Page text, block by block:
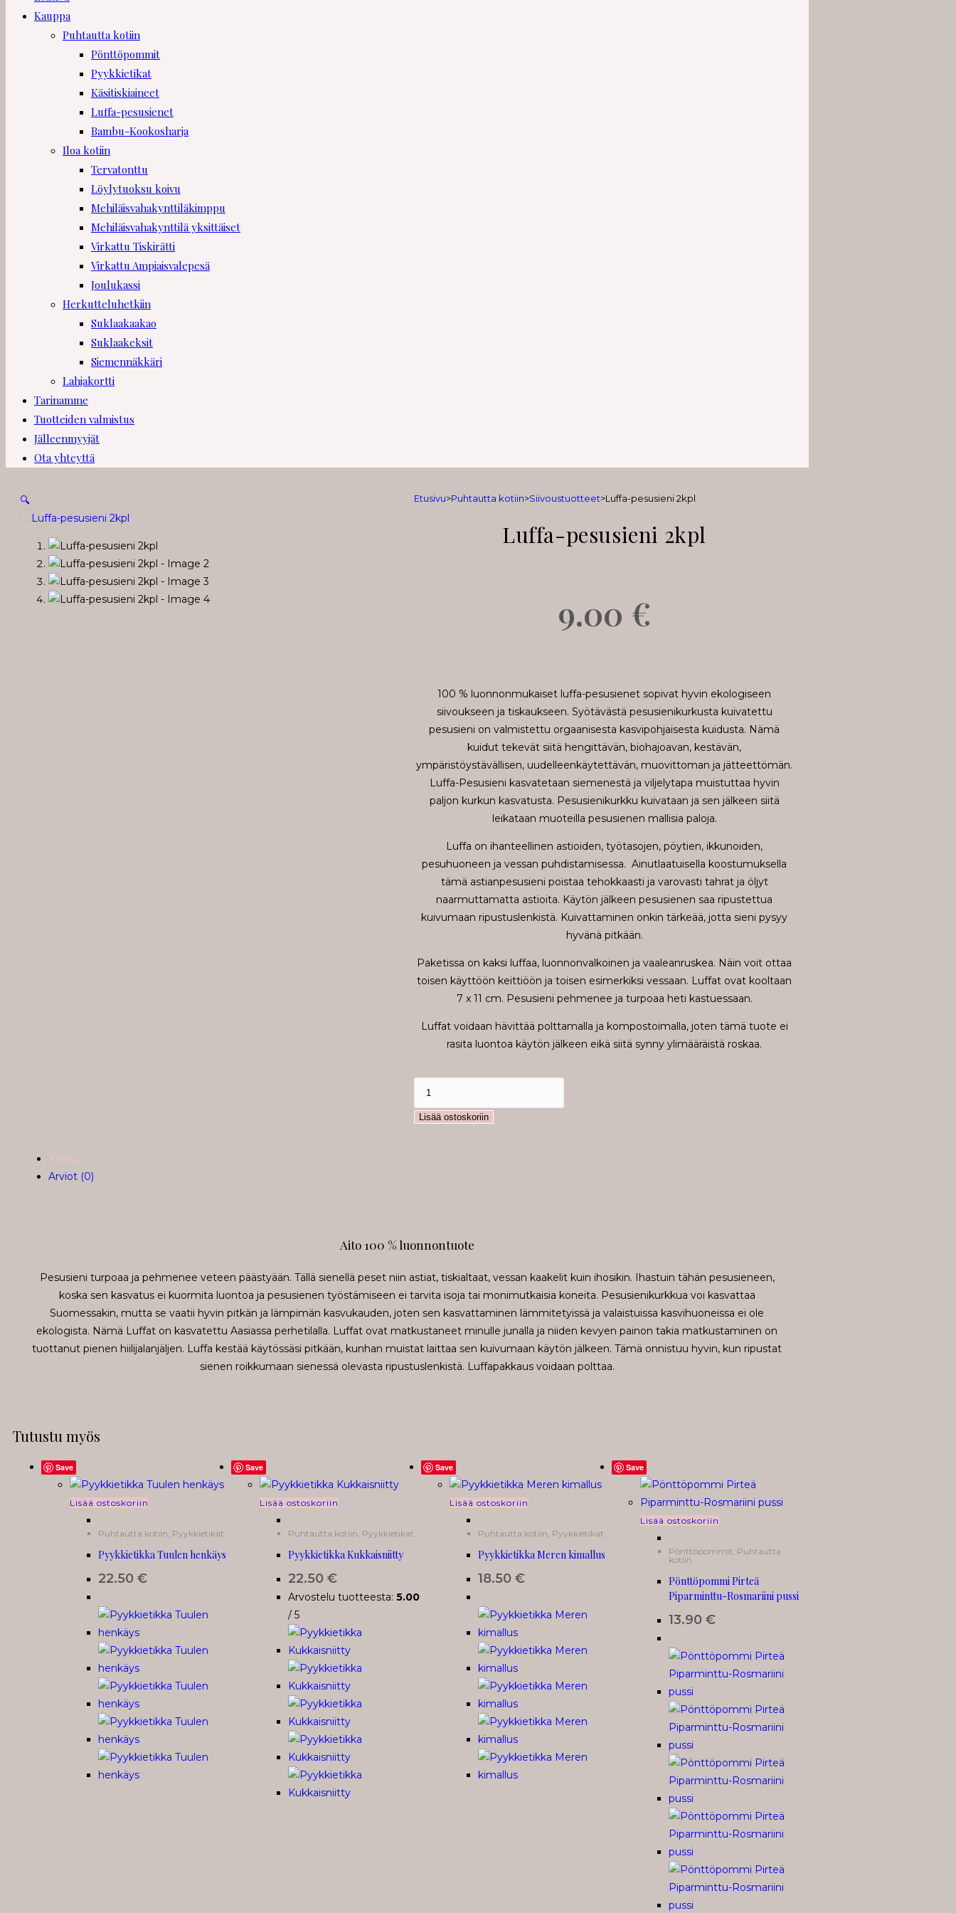
Kauppa
Puhtautta kotiin
Pönttöpommit
Pyykkietikat
Käsitiskiaineet
Luffa-pesusienet
Bambu-Kookosharja
Iloa kotiin
Tervatonttu
Löylytuoksu koivu
Mehiläisvahakynttiläkimppu
Mehiläisvahakynttilä yksittäiset
Virkattu Tiskirätti
Virkattu Ampiaisvalepesä
Joulukassi
Herkutteluhetkiin
Suklaakaakao
Suklaakeksit
Siemennäkkäri
Lahjakortti
Tarinamme
Tuotteiden valmistus
Jälleenmyyjät
Ota yhteyttä
🔍 Etusivu>Puhtautta kotiin>Siivoustuotteet>Luffa-pesusieni 2kpl
Luffa-pesusieni 2kpl
9.00 €
100 % luonnonmukaiset luffa-pesusienet sopivat hyvin ekologiseen
siivoukseen ja tiskaukseen. Syötävästä pesusienikurkusta kuivatettu
pesusieni on valmistettu orgaanisesta kasvipohjaisesta kuidusta. Nämä
kuidut tekevät siitä hengittävän, biohajoavan, kestävän,
ympäristöystävällisen, uudelleenkäytettävän, muovittoman ja jätteettömän.
Luffa-Pesusieni kasvatetaan siemenestä ja viljelytapa muistuttaa hyvin
paljon kurkun kasvatusta. Pesusienikurkku kuivataan ja sen jälkeen siitä
leikataan muoteilla pesusienen mallisia paloja.
Luffa on ihanteellinen astioiden, työtasojen, pöytien, ikkunoiden,
pesuhuoneen ja vessan puhdistamisessa. Ainutlaatuisella koostumuksella
tämä astianpesusieni poistaa tehokkaasti ja varovasti tahrat ja öljyt
naarmuttamatta astioita. Käytön jälkeen pesusienen saa ripustettua
kuivumaan ripustuslenkistä. Kuivattaminen onkin tärkeää, jotta sieni pysyy
hyvänä pitkään.
Paketissa on kaksi luffaa, luonnonvalkoinen ja vaaleanruskea. Näin voit ottaa
toisen käyttöön keittiöön ja toisen esimerkiksi vessaan. Luffat ovat kooltaan
7 x 11 cm. Pesusieni pehmenee ja turpoaa heti kastuessaan.
Luffat voidaan hävittää polttamalla ja kompostoimalla, joten tämä tuote ei
rasita luontoa käytön jälkeen eikä siitä synny ylimääräistä roskaa.
Lisää ostoskoriin
Kuvaus
Arviot (0)
Aito 100 % luonnontuote
Pesusieni turpoaa ja pehmenee veteen päästyään. Tällä sienellä peset niin astiat, tiskialtaat, vessan kaakelit kuin ihosikin. Ihastuin tähän pesusieneen,
koska sen kasvatus ei kuormita luontoa ja pesusienen työstämiseen ei tarvita isoja tai monimutkaisia koneita. Pesusienikurkkua voi kasvattaa
Suomessakin, mutta se vaatii hyvin pitkän ja lämpimän kasvukauden, joten sen kasvattaminen lämmitetyissä ja valaistuissa kasvihuoneissa ei ole
ekologista. Nämä Luffat on kasvatettu Aasiassa perhetilalla. Luffat ovat matkustaneet minulle junalla ja niiden kevyen painon takia matkustaminen on
tuottanut pienen hiilijalanjäljen. Luffa kestää käytössäsi pitkään, kunhan muistat laittaa sen kuivumaan käytön jälkeen. Tämä onnistuu hyvin, kun ripustat
sienen roikkumaan sienessä olevasta ripustuslenkistä. Luffapakkaus voidaan polttaa.
Tutustu myös
Save
Lisää ostoskoriin
Puhtautta kotiin Pyykkietikat
Pyykkietikka Tuulen henkäys
22.50 €
Save
Lisää ostoskoriin
Puhtautta kotiin Pyykkietikat
Pyykkietikka Kukkaisniitty
22.50€
Arvostelu tuotteesta:5.00
/ 5
Save
Lisää ostoskoriin
Puhtautta kotiin Pyykkietikat
Pyykkietikka Meren kimallus
18.50€
Save
Lisää ostoskoriin
Pönttöpommit Puhtautta
kotiin
Pönttöpommi Pirteä
Piparminttu-Rosmariini pussi
13.90 €